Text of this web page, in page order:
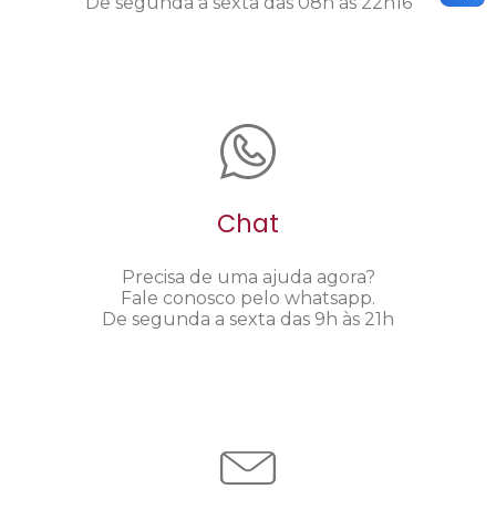
Chat
Precisa de uma ajuda agora?
Fale conosco pelo whatsapp.
De segunda a sexta das 9h às 21h